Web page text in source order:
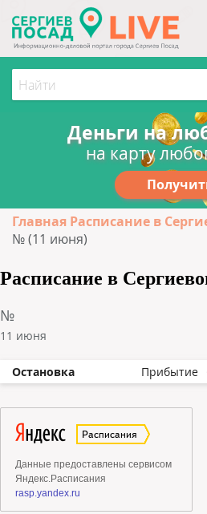
Деньги на
на карту
Главная Расписание в
№ (11 июня)
Расписание в
№
11 июня
Остановка Прибытие